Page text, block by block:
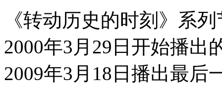
《转动历史的时刻》系
2000年3月29日开始播出
2009年3月18日播出最后